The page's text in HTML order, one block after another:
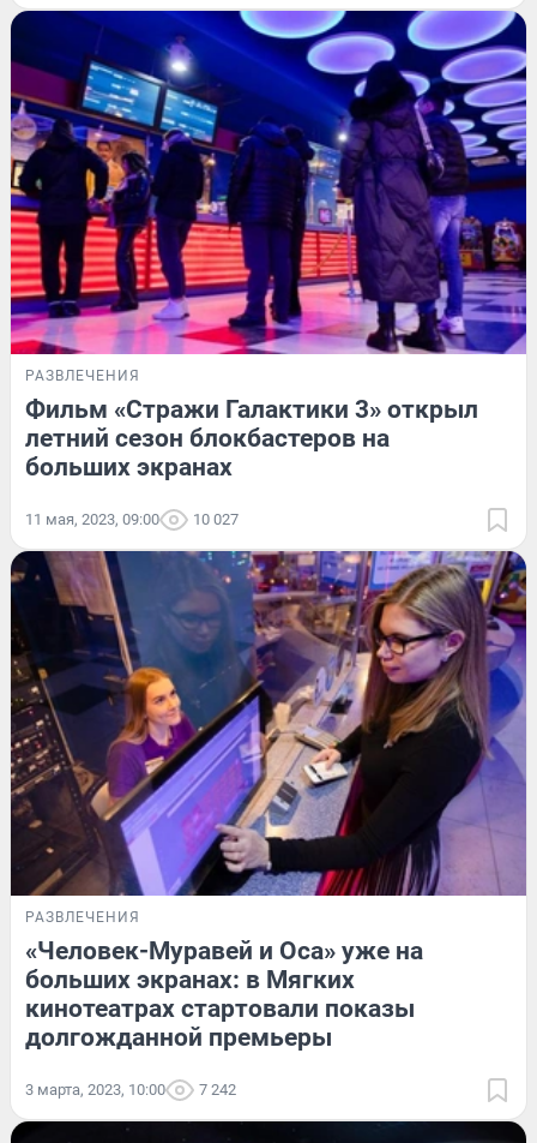
РАЗВЛЕЧЕНИЯ
Фильм «Стражи Галактики 3» открыл
летний сезон блокбастеров на
больших экранах
11 мая, 2023, 09:00 10 027
РАЗВЛЕЧЕНИЯ
«Человек-Муравей и Оса» уже на
больших экранах: в Мягких
кинотеатрах стартовали показы
долгожданной премьеры
3 марта, 2023, 10:00 7 242